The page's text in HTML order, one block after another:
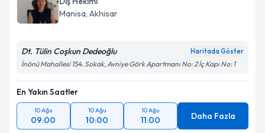
Manisa, Akhisar
Dt. Tülin Coşkun Dedeoğlu Haritada Göster
İnönü Mahallesi 154. Sokak, Avniye Görk Apartmanı No: 2 İç Kapı No: 1
En Yakın Saatler
10 Ağu
09:00
10 Ağu
10:00
10 Ağu
11:00 Daha Fazla